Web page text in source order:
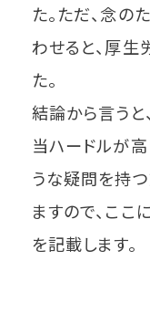
た。ただ、念
わせると、厚
た。
結論から言う
当ハードルが
うな疑問を持
ますので、ここ
を記載します。